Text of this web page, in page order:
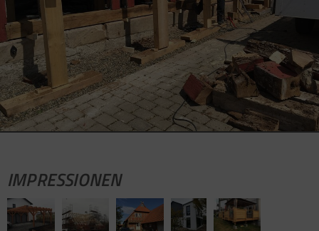
IMPRESSIONEN